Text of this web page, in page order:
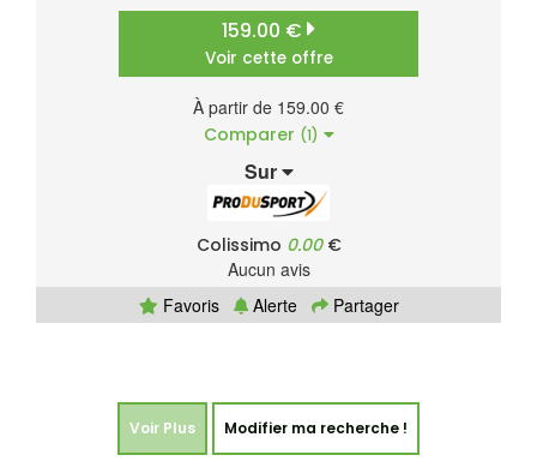
159.00 €
Voir cette offre
À partir de 159.00 €
Comparer (1)
Sur
Colissimo 0.00€
Aucun avis
Favoris
Alerte Partager
Voir Plus Modifier ma recherche !